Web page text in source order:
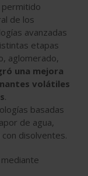
de los
avanzadas
etapas
aglomerado,
una mejora
volátiles
.
basadas
de agua,
disolventes.